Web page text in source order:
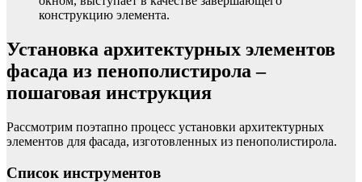
конструкцию элемента.
Установка архитектурных элементов
фасада из пенополистирола –
пошаговая инструкция
Рассмотрим поэтапно процесс установки архитектурных
элементов для фасада, изготовленных из пенополистирола.
Список инструментов